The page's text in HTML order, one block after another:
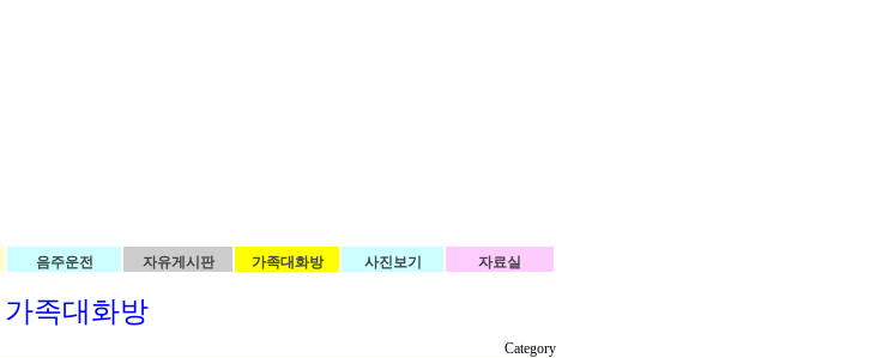
음주운전 자유게시판 가족대화방 사진보기 자료실
가족대화방
Category